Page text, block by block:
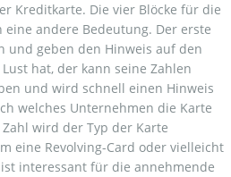
Kreditkarte. Die vier Blöcke für die
eine andere Bedeutung. Der erste
und geben den Hinweis auf den
hat, der kann seine Zahlen
und wird schnell einen Hinweis
welches Unternehmen die Karte
wird der Typ der Karte
eine Revolving-Card oder vielleicht
interessant für die annehmende